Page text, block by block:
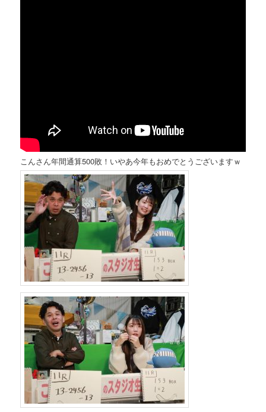
こんさん年間通算500敗！いやあ今年もおめでとうございますｗ